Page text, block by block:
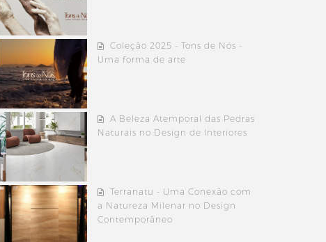
Coleção 2025 - Tons de Nós -
Uma forma de arte
A Beleza Atemporal das Pedras
Naturais no Design de Interiores
Terranatu - Uma Conexão com
a Natureza Milenar no Design
Contemporâneo